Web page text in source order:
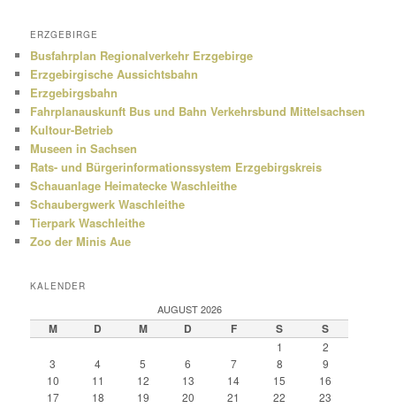
ERZGEBIRGE
Busfahrplan Regionalverkehr Erzgebirge
Erzgebirgische Aussichtsbahn
Erzgebirgsbahn
Fahrplanauskunft Bus und Bahn Verkehrsbund Mittelsachsen
Kultour-Betrieb
Museen in Sachsen
Rats- und Bürgerinformationssystem Erzgebirgskreis
Schauanlage Heimatecke Waschleithe
Schaubergwerk Waschleithe
Tierpark Waschleithe
Zoo der Minis Aue
KALENDER
AUGUST 2026
M D M D F S S
1
2
3
4 5 6 7 8
9
10
11 12 13 14 15
16
17
18 19 20 21 22
23